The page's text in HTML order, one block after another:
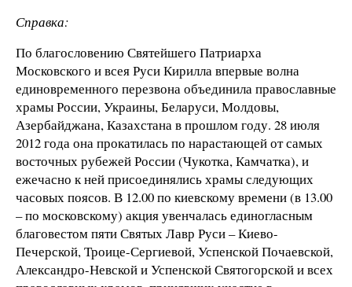
Справка:
По благословению Святейшего Патриарха
Московского и всея Руси Кирилла впервые волна
единовременного перезвона объединила православные
храмы России, Украины, Беларуси, Молдовы,
Азербайджана, Казахстана в прошлом году. 28 июля
2012 года она прокатилась по нарастающей от самых
восточных рубежей России (Чукотка, Камчатка), и
ежечасно к ней присоединялись храмы следующих
часовых поясов. В 12.00 по киевскому времени (в 13.00
– по московскому) акция увенчалась единогласным
благовестом пяти Святых Лавр Руси – Киево-
Печерской, Троице-Сергиевой, Успенской Почаевской,
Александро-Невской и Успенской Святогорской и всех